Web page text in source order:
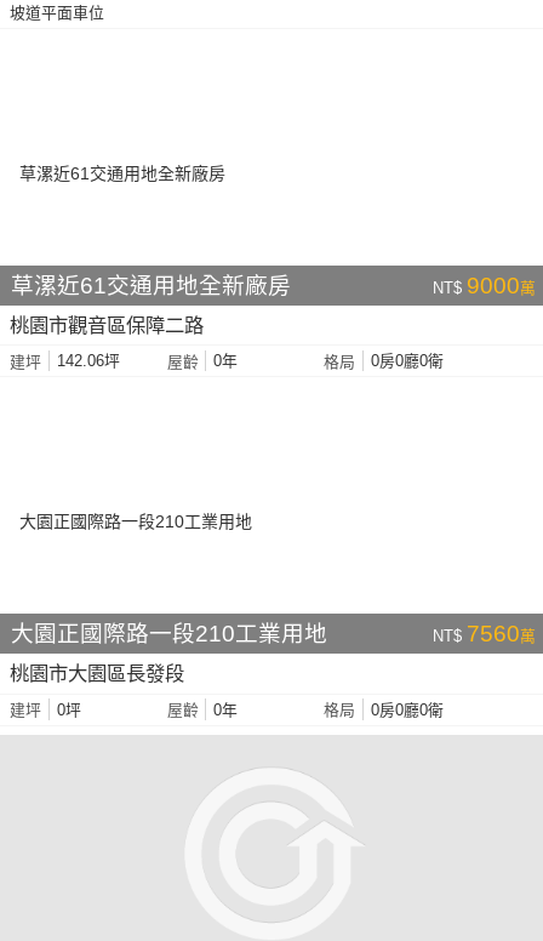
坡道平面車位
草漯近61交通用地全新廠房 NT$ 9000萬
桃園市觀音區保障二路
建坪 142.06坪 屋齡 0年 格局 0房0廳0衛
大園正國際路一段210工業用地 NT$ 7560萬
桃園市大園區長發段
建坪 0坪 屋齡 0年 格局 0房0廳0衛